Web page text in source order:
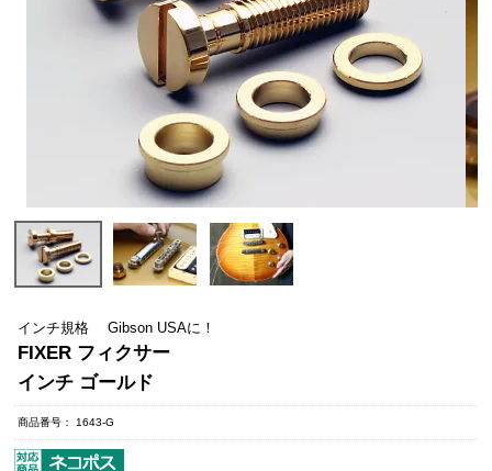
インチ規格 Gibson USAに！
FIXER フィクサー
インチ ゴールド
商品番号 1643-G